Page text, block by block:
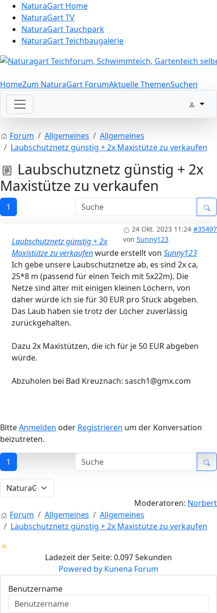
NaturaGart Home
NaturaGart TV
NaturaGart Tauchpark
NaturaGart Teichbaugalerie
HomeZum NaturaGart ForumAktuelle ThemenSuchen
Forum Allgemeines
Allgemeines
Laubschutznetz günstig + 2x Maxistütze zu verkaufen
Laubschutznetz günstig + 2x
Maxistütze zu verkaufen
1
24 Okt. 2023 11:24 #35497
von Sunny123
Laubschutznetz günstig + 2x
Maxistütze zu verkaufenwurde erstellt von Sunny123
Ich gebe unsere Laubschutznetze ab, es sind 2x ca,
25*8 m (passend für einen Teich mit 5x22m). Die
Netze sind älter mit einigen kleinen Löchern, von
daher würde ich sie für 30 EUR pro Stück abgeben.
Das Laub haben sie trotz der Löcher zuverlässig
zurückgehalten.
Dazu 2x Maxistützen, die ich für je 50 EUR abgeben
würde.
Abzuholen bei Bad Kreuznach: sasch1@gmx.com
BitteAnmelden oder Registrieren um der Konversation
beizutreten.
1
Moderatoren: Norbert
Forum
Allgemeines
Allgemeines
Laubschutznetz günstig + 2x Maxistütze zu verkaufen
Ladezeit der Seite: 0.097 Sekunden
Powered by Kunena Forum
Benutzername